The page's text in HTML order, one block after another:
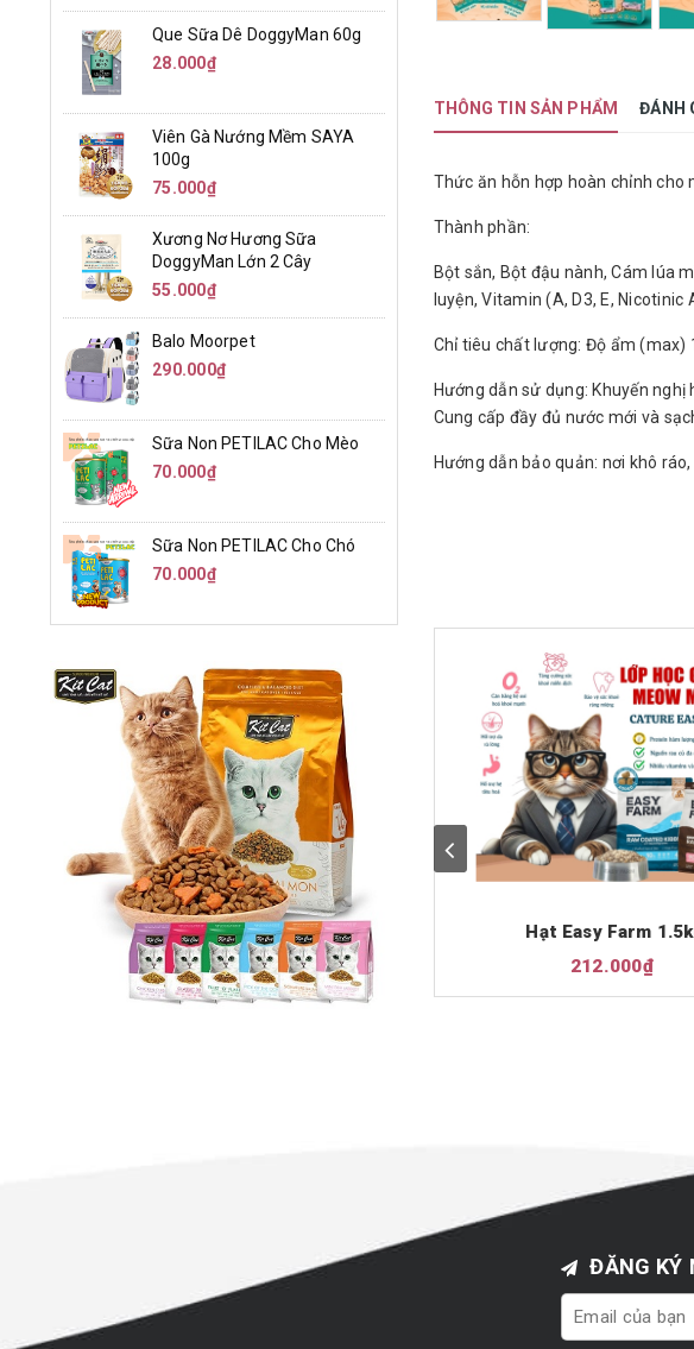
THÔNG TIN SẢN PHẨM ĐÁNH
Thức ăn hỗn hợp hoàn chỉnh cho
Thành phần:
Bột sắn, Bột đậu nành, Cám lúa
luyện, Vitamin (A, D3, E, Nicotinic
Chỉ tiêu chất lượng: Độ ẩm (max)
Hướng dẫn sử dụng: Khuyến
Cung cấp đầy đủ nước mới và
Hướng dẫn bảo quản: nơi khô
Hạt Easy Farm
212.000₫
Que Sữa Dê DoggyMan 60g
28.000₫
Viên Gà Nướng Mềm SAYA
100g
75.000₫
Xương Nơ Hương Sữa
DoggyMan Lớn 2 Cây
55.000₫
Balo Moorpet
290.000₫
Sữa Non PETILAC Cho Mèo
70.000₫
Sữa Non PETILAC Cho Chó
70.000₫
ĐĂNG KÝ